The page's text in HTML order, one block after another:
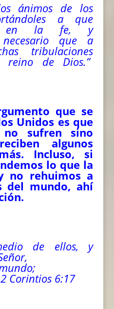
ánimos de los
a que
en la fe, y
que a
tribulaciones
reino de Dios.”
que se
Unidos es que
no sufren sino
algunos
Incluso, si
lo que la
no rehuimos a
del mundo, ahí
de ellos, y
Corintios 6:17